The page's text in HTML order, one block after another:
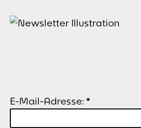
E-Mail-Adresse: *